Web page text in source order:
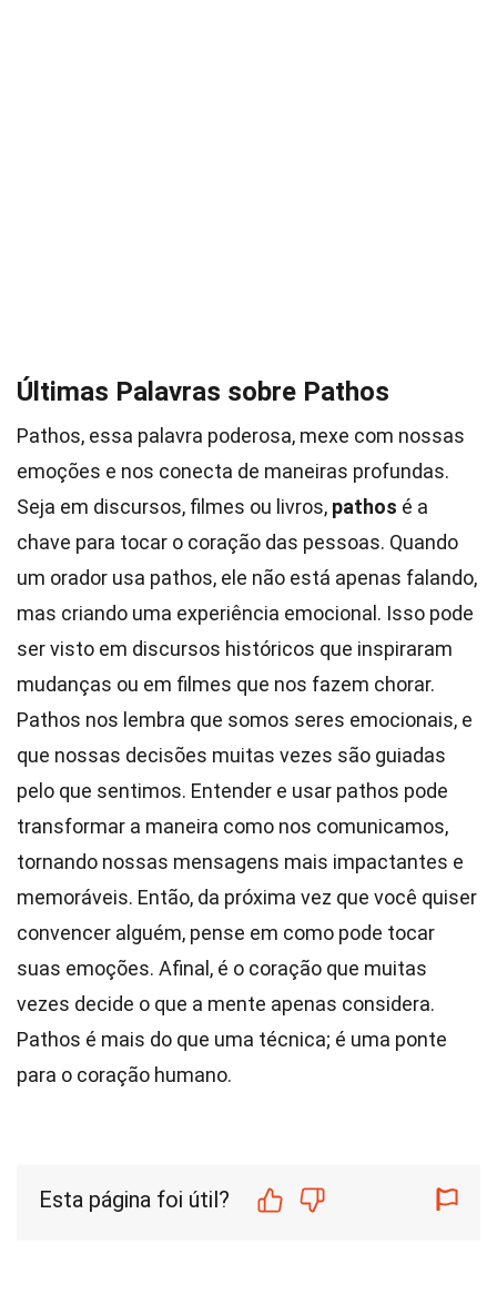
Últimas Palavras sobre Pathos
Pathos, essa palavra poderosa, mexe com nossas
emoções e nos conecta de maneiras profundas.
Seja em discursos, filmes ou livros, pathos é a
chave para tocar o coração das pessoas. Quando
um orador usa pathos, ele não está apenas falando,
mas criando uma experiência emocional. Isso pode
ser visto em discursos históricos que inspiraram
mudanças ou em filmes que nos fazem chorar.
Pathos nos lembra que somos seres emocionais, e
que nossas decisões muitas vezes são guiadas
pelo que sentimos. Entender e usar pathos pode
transformar a maneira como nos comunicamos,
tornando nossas mensagens mais impactantes e
memoráveis. Então, da próxima vez que você quiser
convencer alguém, pense em como pode tocar
suas emoções. Afinal, é o coração que muitas
vezes decide o que a mente apenas considera.
Pathos é mais do que uma técnica; é uma ponte
para o coração humano.
Esta página foi útil?